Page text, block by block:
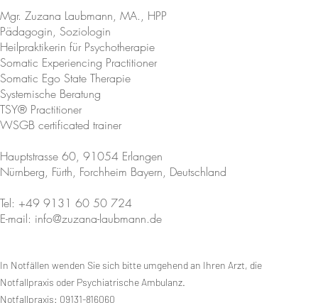
verschiedene Rituale und Praktiken auf der ganzen
und Erwachsene bis hin zu wichtigen
Es gibt 35 Plätze in diesem Kurs.
Minimaler Anzahl: 10
Datum: Vorraussichtlich 02/2022 - 03/2022
Tag 1
18:00 - 19:20 - 20min. Kaffeepause - 19:40 - 21:00
18:00 - 19:20 - 20min. Kaffeepause - 19:40 - 21:00
Tickets sind ab der Bekanntgabe des Datums
Sie können ein Ticket erwerben und darüber die
Mgr. Zuzana Laubmann, MA., HPP
Pädagogin, Soziologin
Heilpraktikerin für Psychotherapie
Somatic Experiencing Practitioner
Somatic Ego State Therapie
Systemische Beratung
TSY® Practitioner
WSGB certificated trainer
Hauptstrasse 60, 91054 Erlangen
Nürnberg, Fürth, Forchheim Bayern, Deutschland
Tel: +49 9131 60 50 724
E-mail: info@zuzana-laubmann.de
In Notfällen wenden Sie sich bitte umgehend an Ihren Arzt, die
Notfallpraxis oder Psychiatrische Ambulanz.
Notfallpraxis: 09131-816060